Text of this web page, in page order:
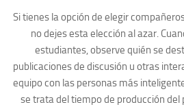
Si tienes la opción de elegir
no dejes esta elección al azar.
estudiantes, observe quién se
publicaciones de discusión u otras
equipo con las personas más
se trata del tiempo de producción del